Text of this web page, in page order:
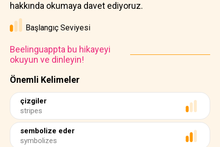
Önemli Kelimeler
çizgiler
stripes
sembolize eder
symbolizes
hakkında okumaya davet ediyoruz.
Başlangıç Seviyesi
Beelinguappta bu hikayeyi
okuyun ve dinleyin!